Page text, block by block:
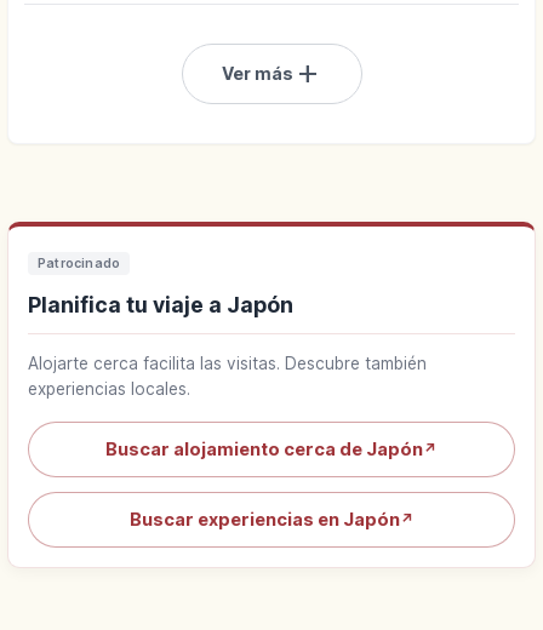
Ver más add
Patrocinado
Planifica tu viaje a Japón
Alojarte cerca facilita las visitas. Descubre también
experiencias locales.
Buscar alojamiento cerca de Japón↗
Buscar experiencias en Japón↗